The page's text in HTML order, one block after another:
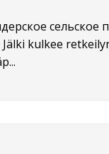
сельское
kulkee